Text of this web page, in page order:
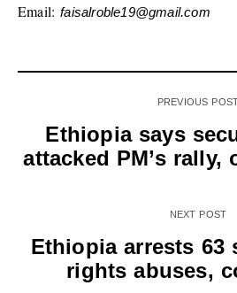
Email:faisalroble19@gmail.com
PREVIOUS
Ethiopia says
attacked PM’s rally,
NEXT POST
Ethiopia arrests 63
rights abuses,